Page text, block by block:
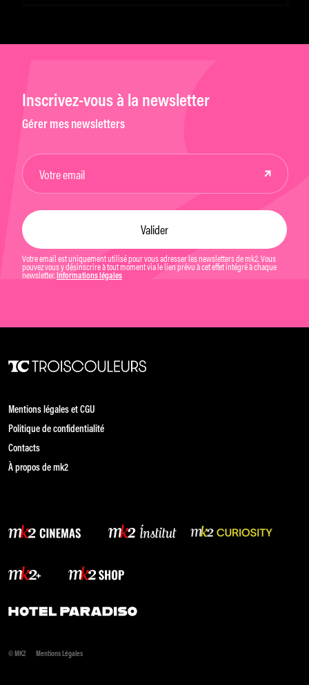
Inscrivez-vous à la newsletter
Gérer mes newsletters
Votre email est uniquement utilisé pour vous adresser les newsletters de mk2. Vous
pouvez vous y désinscrire à tout moment via le lien prévu à cet effet intégré à chaque
newsletter. Informations légales
Mentions légales et CGU
Politique de confidentialité
Contacts
À propos de mk2
© MK2 Mentions Légales